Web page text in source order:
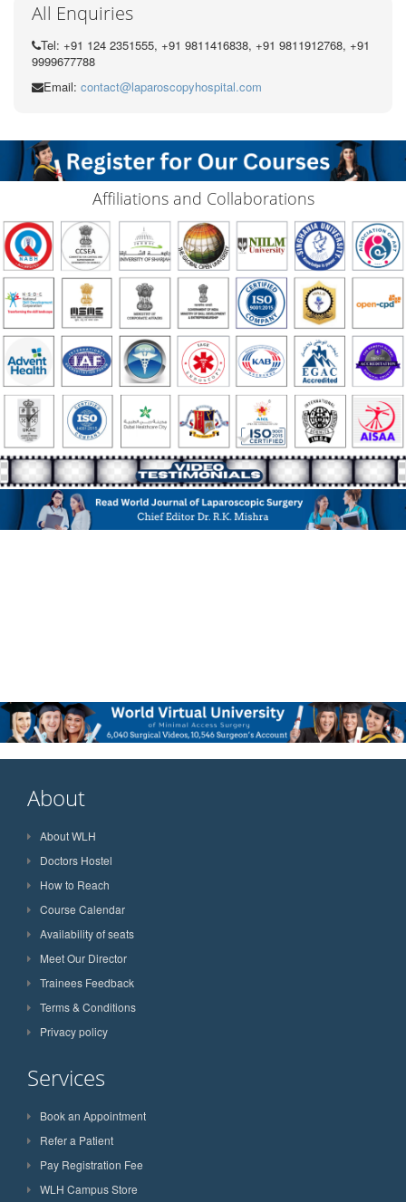
All Enquiries
Tel: +91 124 2351555, +91 9811416838, +91 9811912768, +91
9999677788
Email: contact@laparoscopyhospital.com
Affiliations and Collaborations
About
About WLH
Doctors Hostel
How to Reach
Course Calendar
Availability of seats
Meet Our Director
Trainees Feedback
Terms & Conditions
Privacy policy
Services
Book an Appointment
Refer a Patient
Pay Registration Fee
WLH Campus Store